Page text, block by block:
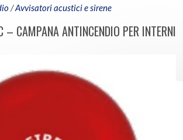
/Avvisatori acustici e sirene
– CAMPANA ANTINCENDIO PER INTERNI